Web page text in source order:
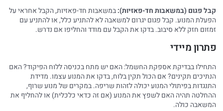
קבל פגום (במשאבות חד-פאזיות):במשאבות חד-פאזיות, הקבל אחראי על
הפעלת המנוע. קבל פגום יגרום למשאבה לא להתניע כלל, או להתניע עם
זמזום חזק ללא סיבוב. בדקו את הקבל עם מודד והחליפו אם נדרש.
פתרון מיידי
התחילו בבדיקת אספקת החשמל: האם יש מתח בכניסה ללוח הפיקוד? האם
הנתיכים תקינים? אם הכול תקין בלוח, בדקו את המנוע עצמו. מדידת
התנגדות בפיתולי המנוע יכולה לזהות שריפה. במקרים של מנוע שרוף,
ההחלטה תהיה האם לשפץ את המנוע (אם זה כדאי כלכלית) או להחליף את
המשאבה כולה.